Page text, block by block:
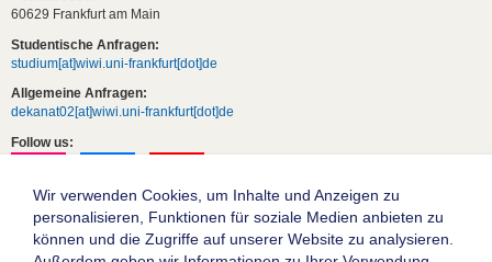
60629 Frankfurt am Main
Studentische Anfragen:
studium[at]wiwi.uni-frankfurt[dot]de
Allgemeine Anfragen:
dekanat02[at]wiwi.uni-frankfurt[dot]de
Follow us:
Wir verwenden Cookies, um Inhalte und Anzeigen zu
personalisieren, Funktionen für soziale Medien anbieten zu
können und die Zugriffe auf unserer Website zu analysieren.